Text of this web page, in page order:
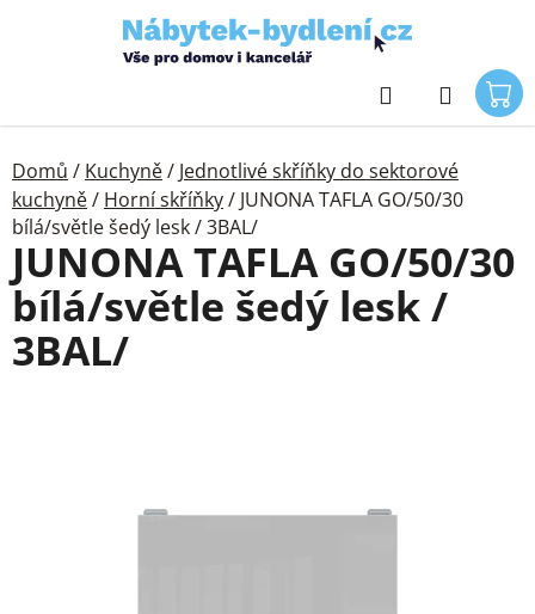
Hledat
Domů / Kuchyně/ Jednotlivé skříňky do sektorové
kuchyně/ Horní skříňky/ JUNONA TAFLA GO/50/30
bílá/světle šedý lesk / 3BAL/
JUNONA TAFLA GO/50/30
bílá/světle šedý lesk /
3BAL/